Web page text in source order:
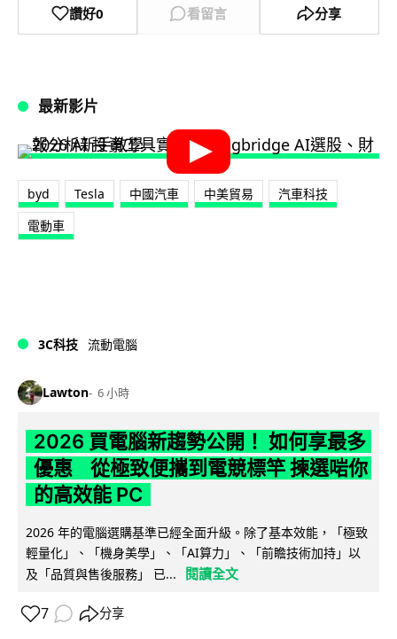
讚好0 看留言 分享
最新影片
byd Tesla 中國汽車 中美貿易
汽車科技
電動車
3C科技 流動電腦
Lawton 6 小時
2026 買電腦新趨勢公開！ 如何享最多
優惠 從極致便攜到電競標竿 揀選啱你
的高效能 PC
2026 年的電腦選購基準已經全面升級。除了基本效能，「極致
輕量化」、「機身美學」、「AI算力」、「前瞻技術加持」以
及「品質與售後服務」 已...
閱讀全文
7 分享